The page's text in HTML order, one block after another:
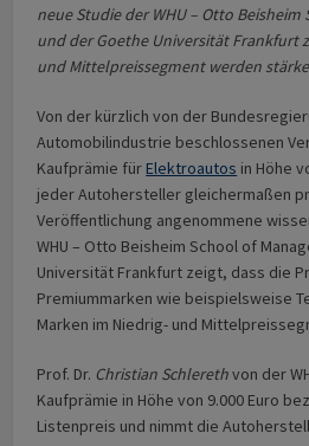
neue Studie der WHU – Otto
und der Goethe Universität Frankfurt
und Mittelpreissegment werden
Von der kürzlich von der
Automobilindustrie beschlossenen
Kaufprämie fürElektroautos in Höhe
jeder Autohersteller gleichermaßen
Veröffentlichung angenommene
WHU – Otto Beisheim School of
Universität Frankfurt zeigt, dass die
Premiummarken wie beispielsweise
Marken im Niedrig- und
Prof. Dr. Christian Schlerethvon der
Kaufprämie in Höhe von 9.000 Euro
Listenpreis und nimmt die